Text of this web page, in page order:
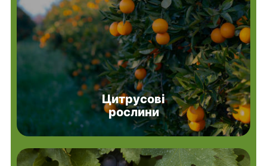
Цитрусові
рослини